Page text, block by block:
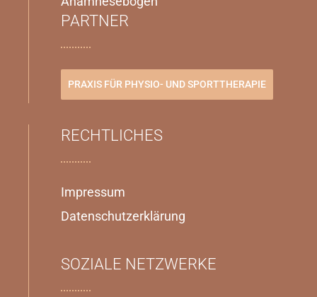
PARTNER
PRAXIS FÜR PHYSIO- UND SPORTTHERAPIE
RECHTLICHES
Impressum
Datenschutzerklärung
SOZIALE NETZWERKE